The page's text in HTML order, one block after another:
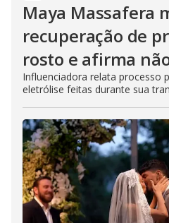
Maya Massafera
recuperação de
rosto e afirma
Influenciadora relata processo
eletrólise feitas durante sua